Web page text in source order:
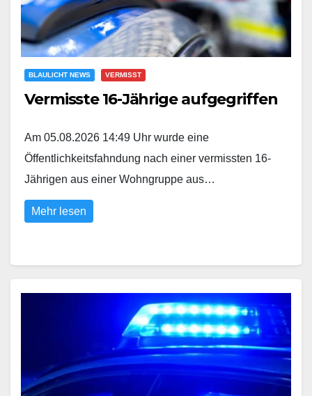
BLAULICHT NEWS VERMISST
Vermisste 16-Jährige aufgegriffen
Am 05.08.2026 14:49 Uhr wurde eine
Öffentlichkeitsfahndung nach einer vermissten 16-
Jährigen aus einer Wohngruppe aus…
Mehr lesen